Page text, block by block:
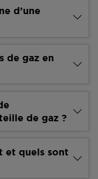
d’une
de gaz en
de gaz ?
et quels sont